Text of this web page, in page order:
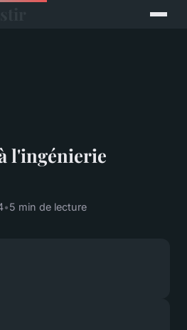
l'ingénierie
•5 min de lecture